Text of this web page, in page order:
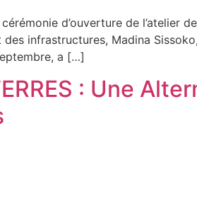
d’ouverture de l’atelier
infrastructures, Madina
a […]
: Une